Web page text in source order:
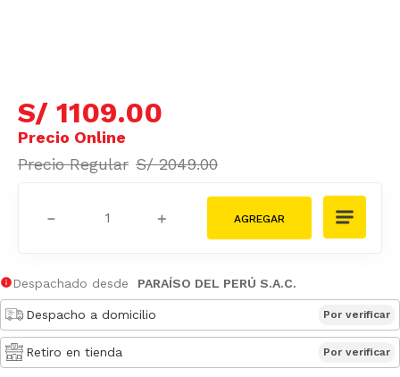
S/ 1109.00
S/ 2049.00
＋
－
Despachado desde PARAÍSO DEL PERÚ S.A.C.
Despacho a domicilio Por verificar
Retiro en tienda Por verificar